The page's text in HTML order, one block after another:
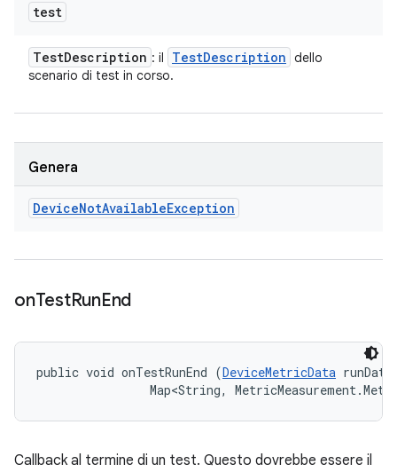
test
TestDescription : il TestDescription dello
scenario di test in corso.
Genera
DeviceNotAvailableException
onTestRunEnd
public void onTestRunEnd (DeviceMetricData
Map<String,
Callback al termine di un test. Questo dovrebbe essere il